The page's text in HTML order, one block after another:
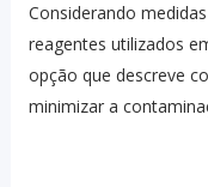
Considerando
reagentes utilizados
opção que descreve
minimizar a